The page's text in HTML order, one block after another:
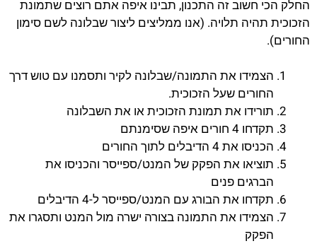
החלק הכי חשוב זה התכנון, תבינו איפה אתם רוצים שתמונת
הזכוכית תהיה תלויה. (אנו ממליצים ליצור שבלונה לשם סימון
החורים).
הצמידו את התמונה/שבלונה לקיר ותסמנו עם טוש דרך
החורים שעל הזכוכית.
תורידו את תמונת הזכוכית או את השבלונה
תקדחו 4 חורים איפה שסימנתם
הכניסו את 4 הדיבלים לתוך החורים
תוציאו את הפקק של המנט/ספייסר והכניסו את
הברגים פנים
תקדחו את הבורג עם המנט/ספייסר ל-4 הדיבלים
הצמידו את התמונה בצורה ישרה מול המנט ותסגרו את
הפקק